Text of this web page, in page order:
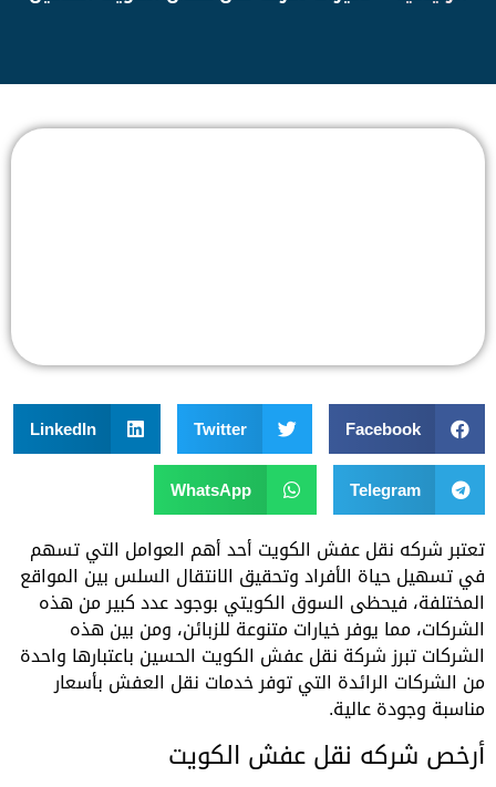
Facebook
Twitter
LinkedIn
Telegram
WhatsApp
تعتبر شركه نقل عفش الكويت أحد أهم العوامل التي تسهم
في تسهيل حياة الأفراد وتحقيق الانتقال السلس بين المواقع
المختلفة، فيحظى السوق الكويتي بوجود عدد كبير من هذه
الشركات، مما يوفر خيارات متنوعة للزبائن، ومن بين هذه
الشركات تبرز شركة نقل عفش الكويت الحسين باعتبارها واحدة
من الشركات الرائدة التي توفر خدمات نقل العفش بأسعار
مناسبة وجودة عالية.
أرخص شركه نقل عفش الكويت